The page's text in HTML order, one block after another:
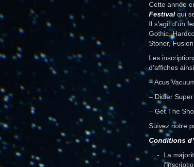
Cette année
Festival qui
Il s’agit d’un
Gothic,
Stoner,
Les
d’affiches
– Acus
– Didier
– Get The
Suivez notre
Conditions
La